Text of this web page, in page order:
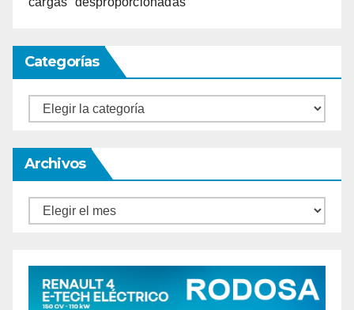
Categorías
Categorías
Archivos
Archivos